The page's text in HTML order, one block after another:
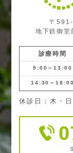
〒
地下鉄御
診療時間
9:00～13:00
14:30～18:00
休診日：木・日